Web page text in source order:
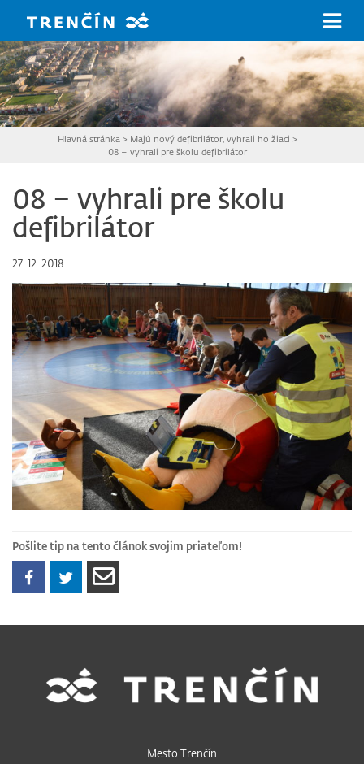
Hlavná stránka > Majú nový defibrilátor, vyhrali ho žiaci >
08 – vyhrali pre školu defibrilátor
08 – vyhrali pre školu
defibrilátor
27. 12. 2018
Pošlite tip na tento článok svojim priateľom!
Mesto Trenčín